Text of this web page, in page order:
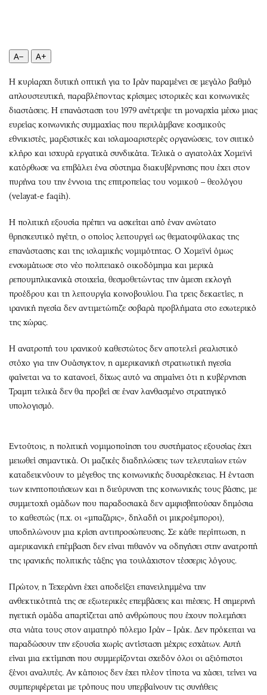
Παράξενα
Σινεμά
Θέατρο-Χορός
Μουσική
Εικαστικά
Βιβλίο
Χειρόγραφα
Wine routes
Podcasts
Uncut
Προσφορές
Προσωπικότητες στην ''Κ''
Επιστολές
A− A+
Η κυρίαρχη δυτική οπτική για το Ιράν παραμένει σε μεγάλο βαθμό
απλουστευτική, παραβλέποντας κρίσιμες ιστορικές και κοινωνικές
διαστάσεις. Η επανάσταση του 1979 ανέτρεψε τη μοναρχία μέσω μιας
ευρείας κοινωνικής συμμαχίας που περιλάμβανε κοσμικούς
εθνικιστές, μαρξιστικές και ισλαμοαριστερές οργανώσεις, τον σιιτικό
κλήρο και ισχυρά εργατικά συνδικάτα. Τελικά ο αγιατολάχ Χομεϊνί
κατόρθωσε να επιβάλει ένα σύστημα διακυβέρνησης που έχει στον
πυρήνα του την έννοια της επιτροπείας του νομικού – θεολόγου
(velayat-e faqih).
Η πολιτική εξουσία πρέπει να ασκείται από έναν ανώτατο
θρησκευτικό ηγέτη, ο οποίος λειτουργεί ως θεματοφύλακας της
επανάστασης και της ισλαμικής νομιμότητας. Ο Χομεϊνί όμως
ενσωμάτωσε στο νέο πολιτειακό οικοδόμημα και μερικά
ρεπουμπλικανικά στοιχεία, θεσμοθετώντας την άμεση εκλογή
προέδρου και τη λειτουργία κοινοβουλίου. Για τρεις δεκαετίες, η
ιρανική ηγεσία δεν αντιμετώπιζε σοβαρά προβλήματα στο εσωτερικό
της χώρας.
Η ανατροπή του ιρανικού καθεστώτος δεν αποτελεί ρεαλιστικό
στόχο για την Ουάσιγκτον, η αμερικανική στρατιωτική ηγεσία
φαίνεται να το κατανοεί, δίχως αυτό να σημαίνει ότι η κυβέρνηση
Τραμπ τελικά δεν θα προβεί σε έναν λανθασμένο στρατηγικό
υπολογισμό.
Εντούτοις, η πολιτική νομιμοποίηση του συστήματος εξουσίας έχει
μειωθεί σημαντικά. Οι μαζικές διαδηλώσεις των τελευταίων ετών
καταδεικνύουν το μέγεθος της κοινωνικής δυσαρέσκειας. Η ένταση
των κινητοποιήσεων και η διεύρυνση της κοινωνικής τους βάσης, με
συμμετοχή ομάδων που παραδοσιακά δεν αμφισβητούσαν δημόσια
το καθεστώς (π.χ. οι «μπαζάρις», δηλαδή οι μικροέμποροι),
υποδηλώνουν μια κρίση αντιπροσώπευσης. Σε κάθε περίπτωση, η
αμερικανική επέμβαση δεν είναι πιθανόν να οδηγήσει στην ανατροπή
της ιρανικής πολιτικής τάξης για τουλάχιστον τέσσερις λόγους.
Πρώτον, η Τεχεράνη έχει αποδείξει επανειλημμένα την
ανθεκτικότητά της σε εξωτερικές επεμβάσεις και πιέσεις. Η σημερινή
ηγετική ομάδα απαρτίζεται από ανθρώπους που έχουν πολεμήσει
στα νιάτα τους στον αιματηρό πόλεμο Ιράν – Ιράκ. Δεν πρόκειται να
παραδώσουν την εξουσία χωρίς αντίσταση μέχρις εσχάτων. Αυτή
είναι μια εκτίμηση που συμμερίζονται σχεδόν όλοι οι αξιόπιστοι
ξένοι αναλυτές. Αν κάποιος δεν έχει πλέον τίποτα να χάσει, τείνει να
συμπεριφέρεται με τρόπους που υπερβαίνουν τις συνήθεις